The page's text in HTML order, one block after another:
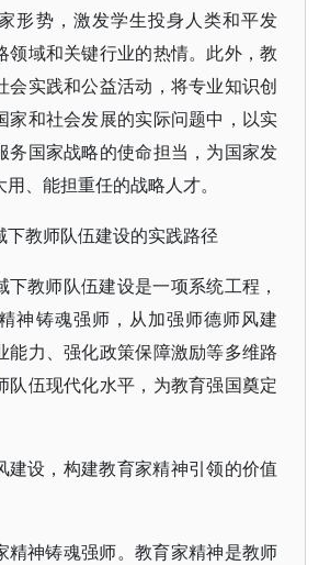
形势，激发学生投身人类和平发
领域和关键行业的热情。此外，教
会实践和公益活动，将专业知识创
家和社会发展的实际问题中，以实
务国家战略的使命担当，为国家发
、能担重任的战略人才。
下教师队伍建设的实践路径
下教师队伍建设是一项系统工程，
神铸魂强师，从加强师德师风建
能力、强化政策保障激励等多维路
队伍现代化水平，为教育强国奠定
建设，构建教育家精神引领的价值
精神铸魂强师。教育家精神是教师